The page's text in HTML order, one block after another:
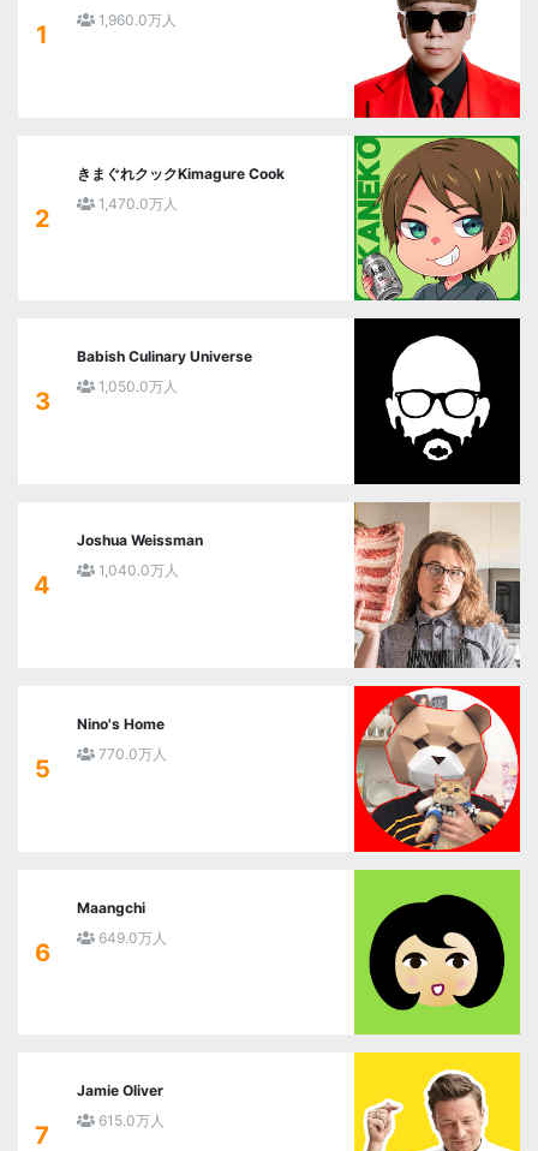
1
1,960.0万人
2
きまぐれクックKimagure Cook
1,470.0万人
3
Babish Culinary Universe
1,050.0万人
4
Joshua Weissman
1,040.0万人
5
Nino's Home
770.0万人
6
Maangchi
649.0万人
7
Jamie Oliver
615.0万人